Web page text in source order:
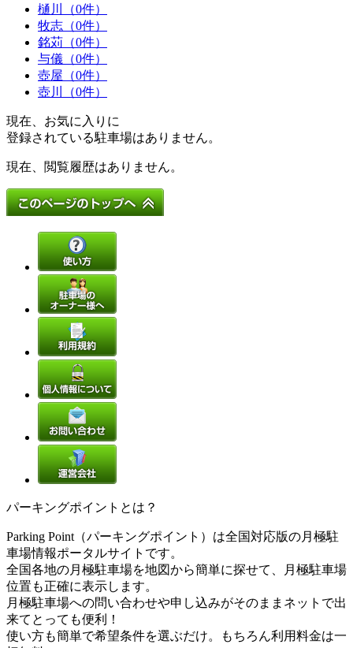
樋川（0件）
牧志（0件）
銘苅（0件）
与儀（0件）
壺屋（0件）
壺川（0件）
現在、お気に入りに
登録されている駐車場はありません。
現在、閲覧履歴はありません。
パーキングポイントとは？
Parking Point（パーキングポイント）は全国対応版の月極駐
車場情報ポータルサイトです。
全国各地の月極駐車場を地図から簡単に探せて、月極駐車場
位置も正確に表示します。
月極駐車場への問い合わせや申し込みがそのままネットで出
来てとっても便利！
使い方も簡単で希望条件を選ぶだけ。もちろん利用料金は一